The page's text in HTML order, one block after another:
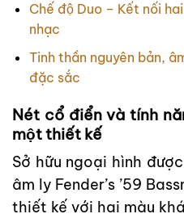
Chế độ Duo – Kết nối
nhạc
Tinh thần nguyên bản,
đặc sắc
Nét cổ điển và tính
một thiết kế
Sở hữu ngoại hình
âm ly Fender’s ’59
thiết kế với hai màu